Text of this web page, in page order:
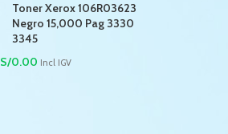
Toner Xerox 106R03623
Negro 15,000 Pag 3330
3345
S/0.00 Incl IGV